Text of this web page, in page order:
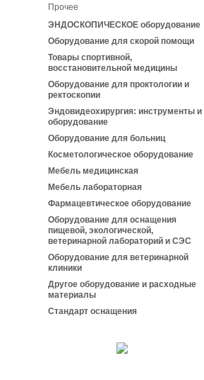
Прочее
ЭНДОСКОПИЧЕСКОЕ оборудование
Оборудование для скорой помощи
Товары спортивной,
восстановительной медицины
Оборудование для проктологии и
ректоскопии
Эндовидеохирургия: инструменты и
оборудование
Оборудование для больниц
Косметологическое оборудование
Мебель медицинская
Мебель лабораторная
Фармацевтическое оборудование
Оборудование для оснащения
пищевой, экологической,
ветеринарной лабораторий и СЭС
Оборудование для ветеринарной
клиники
Другое оборудование и расходные
материалы
Стандарт оснащения